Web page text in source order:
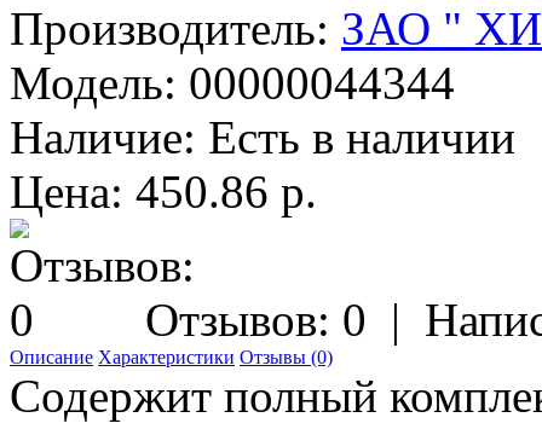
Производитель: ЗАО "
Модель: 00000044344
Наличие: Есть в наличии
Цена: 450.86 р.
Отзывов: 0 |
Описание Характеристики Отзывы (0)
Содержит полный